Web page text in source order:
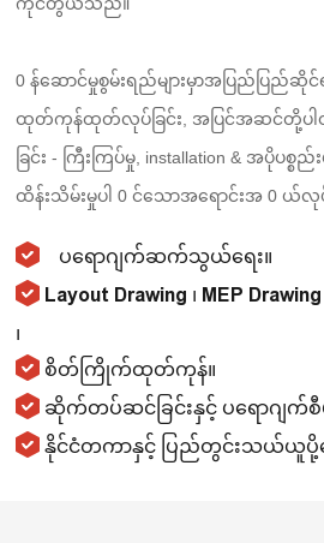
0 န်ဆောင်မှုစွမ်းရည်များမှာအပြည်ပြည်ဆိုင်ရ
ထုတ်ကုန်ထုတ်လုပ်ခြင်း, အပြင်အဆင်တို့ပါ
ခြင်း - ကြီးကြပ်မှု, installation & အပိုပစ္စည်
ထိန်းသိမ်းမှုပါ 0 င်သောအရောင်းအ 0 ယ်လုပ်င
ပရောဂျက်ဆက်သွယ်ရေး။
Layout Drawing ၊ MEP
၊
စိတ်ကြိုက်ထုတ်ကုန်။
ဆိုက်တပ်ဆင်ခြင်းနှင့် ပရောဂျက်စီ
နိုင်ငံတကာနှင့် ပြည်တွင်းသယ်ယူပို့ဆ